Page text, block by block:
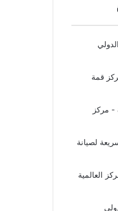
قمة
- مركز
لصيانة
العالمية